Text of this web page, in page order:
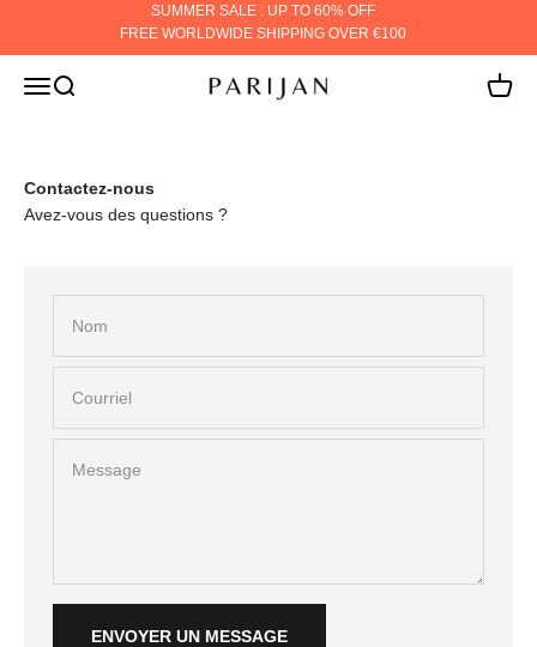
SUMMER SALE : UP TO 60% OFF
FREE WORLDWIDE SHIPPING OVER €100
MENURechercher PARIJAN Panier
Contactez-nous
Avez-vous des questions ?
Nom
Courriel
Message
ENVOYER UN MESSAGE